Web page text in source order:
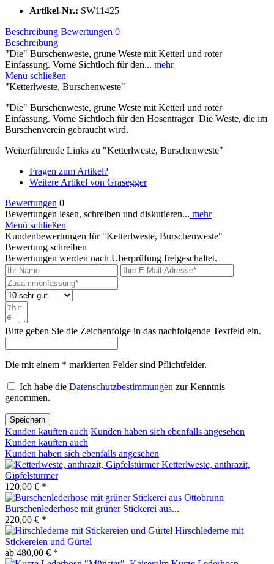
Artikel-Nr.: SW11425
Beschreibung Bewertungen 0
Beschreibung
"Die" Burschenweste, grüne Weste mit Ketterl und roter
Einfassung. Vorne Sichtloch für den... mehr
Menü schließen
"Ketterlweste, Burschenweste"
"Die" Burschenweste, grüne Weste mit Ketterl und roter
Einfassung. Vorne Sichtloch für den Hosenträger Die Weste, die im
Burschenverein gebraucht wird.
Weiterführende Links zu "Ketterlweste, Burschenweste"
Fragen zum Artikel?
Weitere Artikel von Grasegger
Bewertungen 0
Bewertungen lesen, schreiben und diskutieren... mehr
Menü schließen
Kundenbewertungen für "Ketterlweste, Burschenweste"
Bewertung schreiben
Bewertungen werden nach Überprüfung freigeschaltet.
Bitte geben Sie die Zeichenfolge in das nachfolgende Textfeld ein.
Die mit einem * markierten Felder sind Pflichtfelder.
Ich habe die Datenschutzbestimmungen zur Kenntnis
genommen.
Speichern
Kunden kauften auch Kunden haben sich ebenfalls angesehen
Kunden kauften auch
Kunden haben sich ebenfalls angesehen
Ketterlweste, anthrazit,
Gipfelstürmer
120,00 € *
Burschenlederhose mit grüner Stickerei aus...
220,00 € *
Hirschlederne mit
Stickereien und Gürtel
ab 480,00 € *